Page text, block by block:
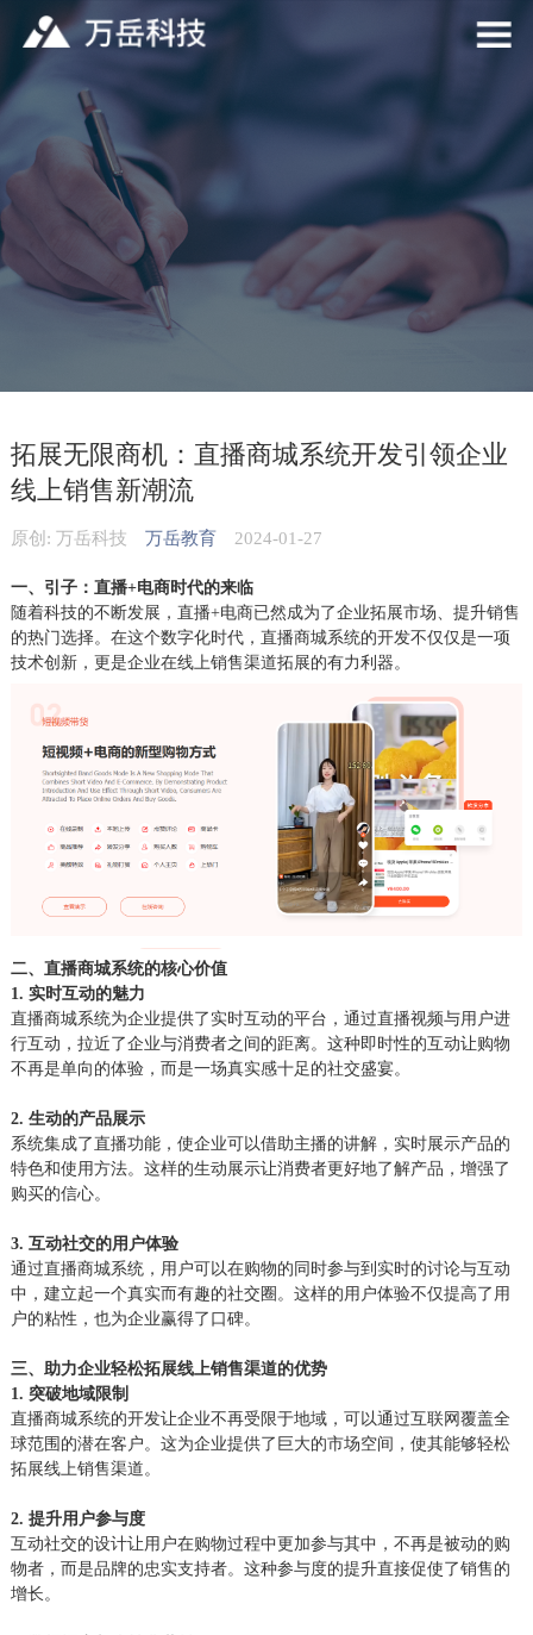
拓展无限商机：直播商城系统开发引领企业
线上销售新潮流
原创: 万岳科技 万岳教育2024-01-27
一、引子：直播+电商时代的来临
随着科技的不断发展，直播+电商已然成为了企业拓展市场、提升销售
的热门选择。在这个数字化时代，直播商城系统的开发不仅仅是一项
技术创新，更是企业在线上销售渠道拓展的有力利器。
二、直播商城系统的核心价值
1. 实时互动的魅力
直播商城系统为企业提供了实时互动的平台，通过直播视频与用户进
行互动，拉近了企业与消费者之间的距离。这种即时性的互动让购物
不再是单向的体验，而是一场真实感十足的社交盛宴。
2. 生动的产品展示
系统集成了直播功能，使企业可以借助主播的讲解，实时展示产品的
特色和使用方法。这样的生动展示让消费者更好地了解产品，增强了
购买的信心。
3. 互动社交的用户体验
通过直播商城系统，用户可以在购物的同时参与到实时的讨论与互动
中，建立起一个真实而有趣的社交圈。这样的用户体验不仅提高了用
户的粘性，也为企业赢得了口碑。
三、助力企业轻松拓展线上销售渠道的优势
1. 突破地域限制
直播商城系统的开发让企业不再受限于地域，可以通过互联网覆盖全
球范围的潜在客户。这为企业提供了巨大的市场空间，使其能够轻松
拓展线上销售渠道。
2. 提升用户参与度
互动社交的设计让用户在购物过程中更加参与其中，不再是被动的购
物者，而是品牌的忠实支持者。这种参与度的提升直接促使了销售的
增长。